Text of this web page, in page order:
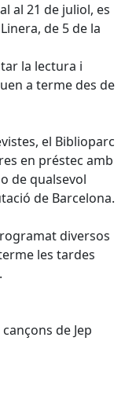
al 21 de juliol, es
de 5 de la
la lectura i
a terme des de
el Biblioparc
en préstec amb
de qualsevol
de Barcelona.
diversos
les tardes
de Jep